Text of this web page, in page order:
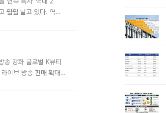
훨훨 날고 있다. 역대
송 강화 글로벌 K뷰티
이브 방송 판매 확대에